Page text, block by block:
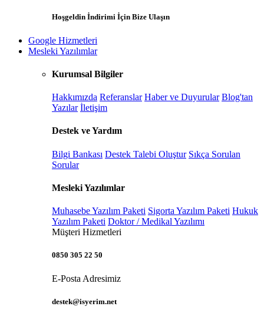
Hoşgeldin İndirimi İçin Bize Ulaşın
Google Hizmetleri
Mesleki Yazılımlar
Kurumsal Bilgiler
Hakkımızda Referanslar Haber ve Duyurular Blog'tan
Yazılar İletişim
Destek ve Yardım
Bilgi Bankası Destek Talebi Oluştur Sıkça Sorulan
Sorular
Mesleki Yazılımlar
Muhasebe Yazılım Paketi Sigorta Yazılım Paketi Hukuk
Yazılım Paketi Doktor / Medikal Yazılımı
Müşteri Hizmetleri
0850 305 22 50
E-Posta Adresimiz
destek@isyerim.net